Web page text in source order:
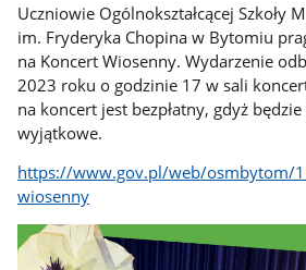
Uczniowie Ogólnokształcącej Szkoły
im. Fryderyka Chopina w Bytomiu
na Koncert Wiosenny. Wydarzenie
2023 roku o godzinie 17 w sali
na koncert jest bezpłatny, gdyż
wyjątkowe.
https://www.gov.pl/web/osmbytom/
wiosenny